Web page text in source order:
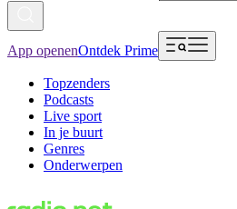
App openenOntdek Prime
Topzenders
Podcasts
Live sport
In je buurt
Genres
Onderwerpen